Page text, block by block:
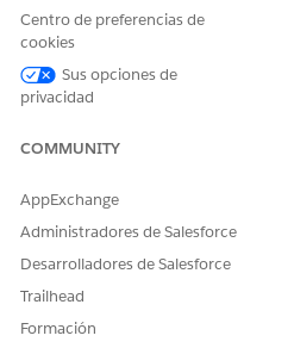
Configure su migración
desde el que migrar), Nuevo
a continuación, haga clic en
Revise el progreso de su
Valide su migración.
¿RESOLVIÓ ESTE
¡Háganos saber cómo
Centro de preferencias de
cookies
Sus opciones de
privacidad
COMMUNITY
AppExchange
Administradores de Salesforce
Desarrolladores de Salesforce
Trailhead
Formación